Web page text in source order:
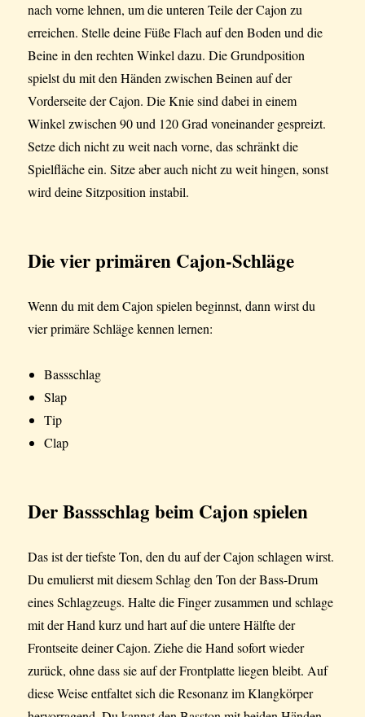
nach vorne lehnen, um die unteren Teile der Cajon zu
erreichen. Stelle deine Füße Flach auf den Boden und die
Beine in den rechten Winkel dazu. Die Grundposition
spielst du mit den Händen zwischen Beinen auf der
Vorderseite der Cajon. Die Knie sind dabei in einem
Winkel zwischen 90 und 120 Grad voneinander gespreizt.
Setze dich nicht zu weit nach vorne, das schränkt die
Spielfläche ein. Sitze aber auch nicht zu weit hingen, sonst
wird deine Sitzposition instabil.
Die vier primären Cajon-Schläge
Wenn du mit dem Cajon spielen beginnst, dann wirst du
vier primäre Schläge kennen lernen:
Bassschlag
Slap
Tip
Clap
Der Bassschlag beim Cajon spielen
Das ist der tiefste Ton, den du auf der Cajon schlagen wirst.
Du emulierst mit diesem Schlag den Ton der Bass-Drum
eines Schlagzeugs. Halte die Finger zusammen und schlage
mit der Hand kurz und hart auf die untere Hälfte der
Frontseite deiner Cajon. Ziehe die Hand sofort wieder
zurück, ohne dass sie auf der Frontplatte liegen bleibt. Auf
diese Weise entfaltet sich die Resonanz im Klangkörper